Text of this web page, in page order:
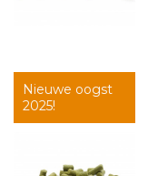
Nieuwe oogst
2025!